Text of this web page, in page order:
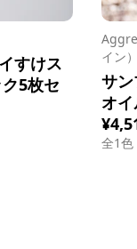
すけス
5枚セ
イン）
サ
オ
全1色